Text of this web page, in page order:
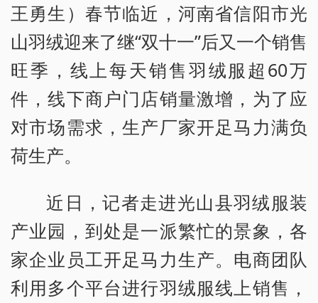
王勇生）春节临近，河南省信阳市光
山羽绒迎来了继“双十一”后又一个销售
旺季，线上每天销售羽绒服超60万
件，线下商户门店销量激增，为了应
对市场需求，生产厂家开足马力满负
荷生产。
近日，记者走进光山县羽绒服装
产业园，到处是一派繁忙的景象，各
家企业员工开足马力生产。电商团队
利用多个平台进行羽绒服线上销售，